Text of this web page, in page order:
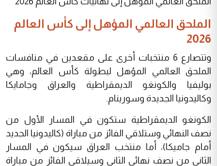
الملحق العالمي المؤهل إلى كأس العالم
2026
وتتصارع 6 منتخبات أخرى على مقعدين في منافسات
الملحق العالمي المؤهل لبطولة كأس العالم، وهي
بوليفيا والكونغو الديمقراطية والعراق وجامايكا
وكاليدونيا الجديدة وسورينام.
الكونغو الديمقراطية ستكون في المسار الأول من
نصف النهائي وستلاقي الفائز من مباراة (كاليدونيا الجديد
أمام جاميكا)، أما منتخب العراق سيكون في المسار
الثاني من نصف نهائي الثاني وسيلاقي الفائز من مباراة